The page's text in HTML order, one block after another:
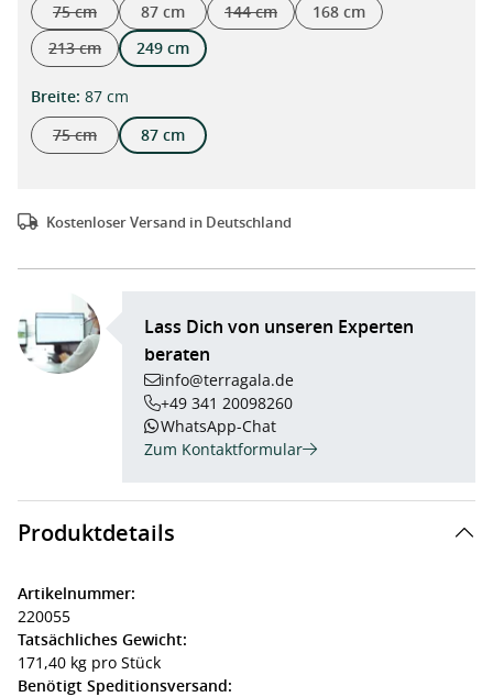
75 cm
(Diese Option ist zurzeit nicht verfügbar.)
87 cm 144 cm
(Diese Option ist zurzeit nicht
168 cm
213 cm
(Diese Option ist zurzeit nicht verfügbar.)
249 cm
Breiteauswählen
: 87 cm
75 cm
(Diese Option ist zurzeit nicht verfügbar.)
87 cm
Kostenloser Versand in Deutschland
Lass Dich von unseren Experten
beraten
info@terragala.de
+49 341 20098260
WhatsApp-Chat
Zum Kontaktformular
Produktdetails
Artikelnummer:
220055
Tatsächliches Gewicht:
171,40 kg pro Stück
Benötigt Speditionsversand: